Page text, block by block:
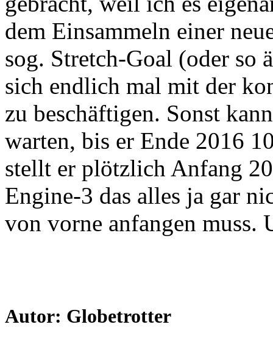
dem Einsammeln einer
sog. Stretch-Goal (oder so
sich endlich mal mit der
zu beschäftigen. Sonst
warten, bis er Ende 2016
stellt er plötzlich Anfang
Engine-3 das alles ja gar
von vorne anfangen muss.
Autor: Globetrotter